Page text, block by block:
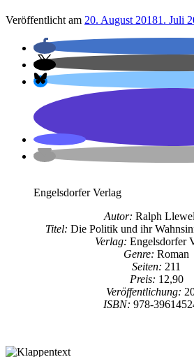
Veröffentlicht am 20. August 20181. Juli
Engelsdorfer Verlag
Autor: Ralph
Titel: Die Politik und ihr
Verlag: Engelsdorfer
Genre: Roman
Seiten: 211
Preis: 12,90
Veröffentlichung:
ISBN: 978-